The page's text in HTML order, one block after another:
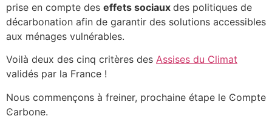
prise en compte des effets sociaux des politiques de
décarbonation afin de garantir des solutions accessibles
aux ménages vulnérables.
Voilà deux des cinq critères des Assises du Climat
validés par la France !
Nous commençons à freiner, prochaine étape le Ͼompte
Ͼarbone.